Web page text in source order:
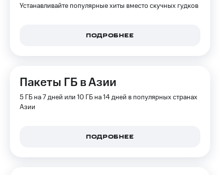
Оплата
Наушники
и
колонки
Устанавливайте популярные хиты вместо скучных гудков
ПОДРОБНЕЕ
Пакеты ГБ в Азии
5 ГБ на 7 дней или 10 ГБ на 14 дней в популярных странах
Азии
ПОДРОБНЕЕ